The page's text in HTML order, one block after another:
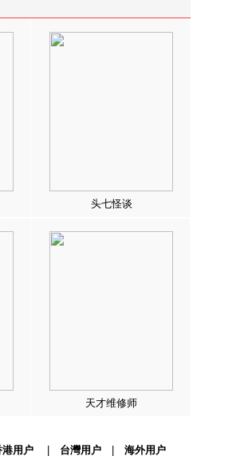
头七怪谈
天才维修师
港用户| 台灣用户| 海外用户